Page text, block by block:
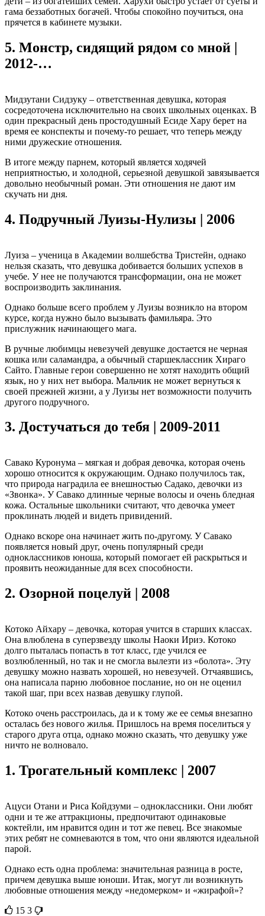
гама беззаботных богачей. Чтобы спокойно поучиться, она
прячется в кабинете музыки.
5. Монстр, сидящий рядом со мной |
2012-…
Мидзутани Сидзуку – ответственная девушка, которая
сосредоточена исключительно на своих школьных оценках. В
один прекрасный день простодушный Есиде Хару берет на
время ее конспекты и почему-то решает, что теперь между
ними дружеские отношения.
В итоге между парнем, который является ходячей
неприятностью, и холодной, серьезной девушкой завязывается
довольно необычный роман. Эти отношения не дают им
скучать ни дня.
4. Подручный Луизы-Нулизы | 2006
Луиза – ученица в Академии волшебства Тристейн, однако
нельзя сказать, что девушка добивается больших успехов в
учебе. У нее не получаются трансформации, она не может
воспроизводить заклинания.
Однако больше всего проблем у Луизы возникло на втором
курсе, когда нужно было вызывать фамильяра. Это
прислужник начинающего мага.
В ручные любимцы невезучей девушке достается не черная
кошка или саламандра, а обычный старшеклассник Хираго
Сайто. Главные герои совершенно не хотят находить общий
язык, но у них нет выбора. Мальчик не может вернуться к
своей прежней жизни, а у Луизы нет возможности получить
другого подручного.
3. Достучаться до тебя | 2009-2011
Савако Куронума – мягкая и добрая девочка, которая очень
хорошо относится к окружающим. Однако получилось так,
что природа наградила ее внешностью Садако, девочки из
«Звонка». У Савако длинные черные волосы и очень бледная
кожа. Остальные школьники считают, что девочка умеет
проклинать людей и видеть привидений.
Однако вскоре она начинает жить по-другому. У Савако
появляется новый друг, очень популярный среди
одноклассников юноша, который помогает ей раскрыться и
проявить неожиданные для всех способности.
2. Озорной поцелуй | 2008
Котоко Айхару – девочка, которая учится в старших классах.
Она влюблена в суперзвезду школы Наоки Ириэ. Котоко
долго пыталась попасть в тот класс, где учился ее
возлюбленный, но так и не смогла вылезти из «болота». Эту
девушку можно назвать хорошей, но невезучей. Отчаявшись,
она написала парню любовное послание, но он не оценил
такой шаг, при всех назвав девушку глупой.
Котоко очень расстроилась, да и к тому же ее семья внезапно
осталась без нового жилья. Пришлось на время поселиться у
старого друга отца, однако можно сказать, что девушку уже
ничто не волновало.
1. Трогательный комплекс | 2007
Ацуси Отани и Риса Койдзуми – одноклассники. Они любят
одни и те же аттракционы, предпочитают одинаковые
коктейли, им нравится один и тот же певец. Все знакомые
этих ребят не сомневаются в том, что они являются идеальной
парой.
Однако есть одна проблема: значительная разница в росте,
причем девушка выше юноши. Итак, могут ли возникнуть
любовные отношения между «недомерком» и «жирафой»?
15 3